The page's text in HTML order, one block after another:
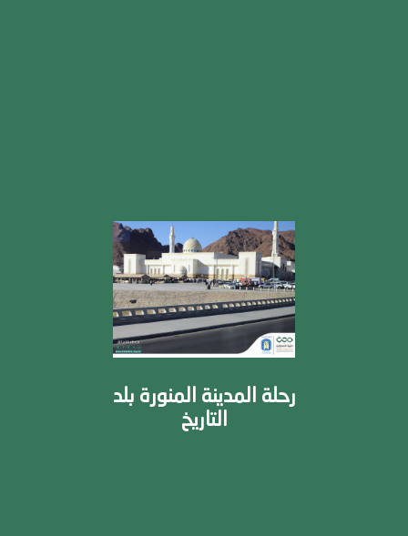
رحلة المدينة المنورة بلد
التاريخ